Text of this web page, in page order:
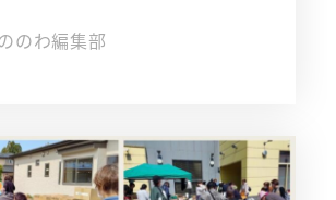
のわ編集部